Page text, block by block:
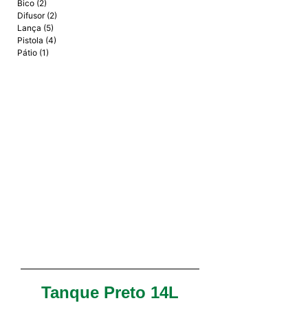
Bico (2)
Difusor (2)
Lança (5)
Pistola (4)
Pátio (1)
Tanque Preto 14L